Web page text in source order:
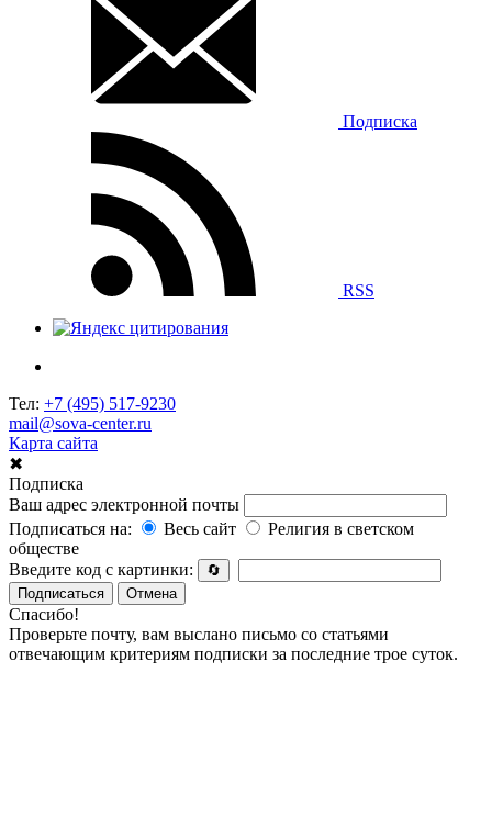
Подписка
RSS
Тел: +7 (495) 517-9230
mail@sova-center.ru
Карта сайта
✖
Подписка
Ваш адрес электронной почты
Подписаться на:
Весь сайт
Религия в светском
обществе
Введите код с картинки:
🔄
Подписаться
Отмена
Спасибо!
Проверьте почту, вам выслано письмо со статьями
отвечающим критериям подписки за последние трое суток.